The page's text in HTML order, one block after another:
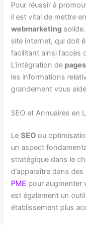
Pour réussir à
il est vital de mettre
webmarketing
site internet, qui doit
facilitant ainsi
L’intégration de
les informations
grandement vous
SEO et Annuaires en
LeSEO ou
un aspect
stratégique dans le
d’apparaître dans
PME pour augmenter
est également un
établissement plus